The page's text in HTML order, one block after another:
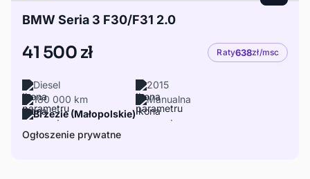
BMW Seria 3 F30/F31 2.0
41 500 zł Raty638zł/msc
Diesel
2015
180 000 km
Manualna
Brzezie (Małopolskie)
Ogłoszenie prywatne